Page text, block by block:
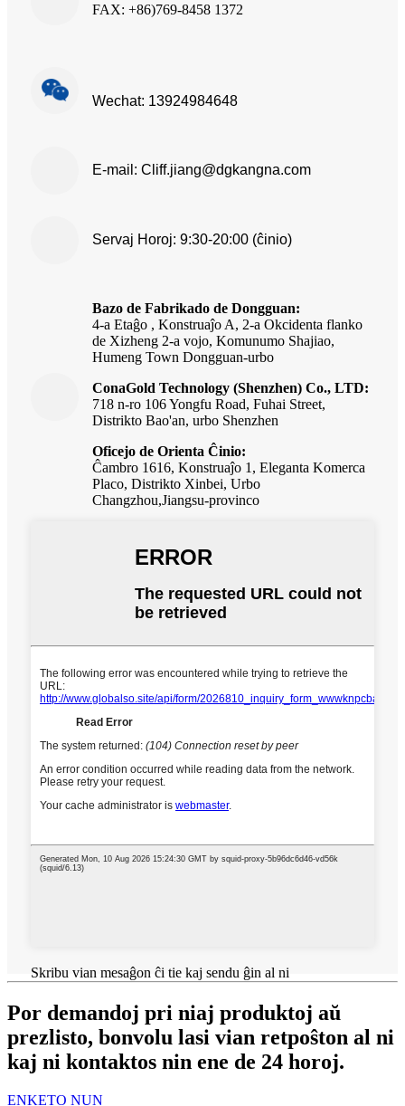
FAX: +86)769-8458 1372
Wechat: 13924984648
E-mail: Cliff.jiang@dgkangna.com
Servaj Horoj: 9:30-20:00 (ĉinio)
Bazo de Fabrikado de Dongguan:
4-a Etaĝo , Konstruaĵo A, 2-a Okcidenta flanko
de Xizheng 2-a vojo, Komunumo Shajiao,
Humeng Town Dongguan-urbo
ConaGold Technology (Shenzhen) Co., LTD:
718 n-ro 106 Yongfu Road, Fuhai Street,
Distrikto Bao'an, urbo Shenzhen
Oficejo de Orienta Ĉinio:
Ĉambro 1616, Konstruaĵo 1, Eleganta Komerca
Placo, Distrikto Xinbei, Urbo
Changzhou,Jiangsu-provinco
Skribu vian mesaĝon ĉi tie kaj sendu ĝin al ni
Por demandoj pri niaj produktoj aŭ
prezlisto, bonvolu lasi vian retpoŝton al ni
kaj ni kontaktos nin ene de 24 horoj.
ENKETO NUN